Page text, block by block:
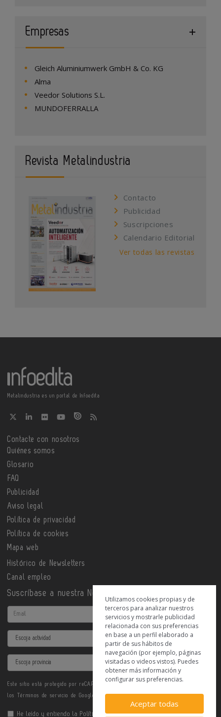
Empresas
Gleich Aluminiumwerk GmbH & Co. KG
Alma
Veedor Solutions S.L.
MUNDOFERRALLA
Revista Metalindustria
Contacto
Publicidad
Suscripciones
Calendario Editorial
Ver todas las revistas
Metalindustria es un portal de Infoedita
Contacte con nosotros
Quiénes somos
Glosario
FAQ
Publicidad
Aviso legal
Política de privacidad
Política de cookies
Mapa web
Histórico de Newsletters
Canal empleo
Suscríbase a nuestra Newsletter
Email
Actividad
Provincia
Este sitio está protegido por reCAPTCHA y se aplican la
los Términos de servicio de Google.
He leído y entiendo la Política de Privacidad
Utilizamos cookies propias y de
terceros para analizar nuestros
servicios y mostrarle publicidad
relacionada con sus preferencias
en base a un perfil elaborado a
partir de sus hábitos de
navegación (por ejemplo, páginas
visitadas o videos vistos). Puedes
obtener más información y
configurar sus preferencias.
Aceptar todas